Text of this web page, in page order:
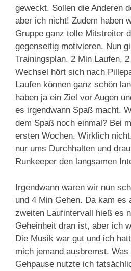
geweckt. Sollen die Anderen
aber ich nicht! Zudem haben
Gruppe ganz tolle Mitstreiter
gegenseitig motivieren. Nun
Trainingsplan. 2 Min Laufen,
Wechsel hört sich nach
Laufen können ganz schön
haben ja ein Ziel vor Augen
es irgendwann Spaß macht.
dem Spaß noch einmal? Bei
ersten Wochen. Wirklich
nur ums Durchhalten und
Runkeeper den langsamen
Irgendwann waren wir nun
und 4 Min Gehen. Da kam
zweiten Laufintervall hieß es
Geheinheit dran ist, aber ich
Die Musik war gut und ich
mich jemand ausbremst.
Gehpause nutzte ich